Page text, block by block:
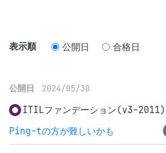
表示順 公開日 合格日
公開日 2024/05/30
ITILファンデーション(v3-2011)
Ping-tの方が難しいかも